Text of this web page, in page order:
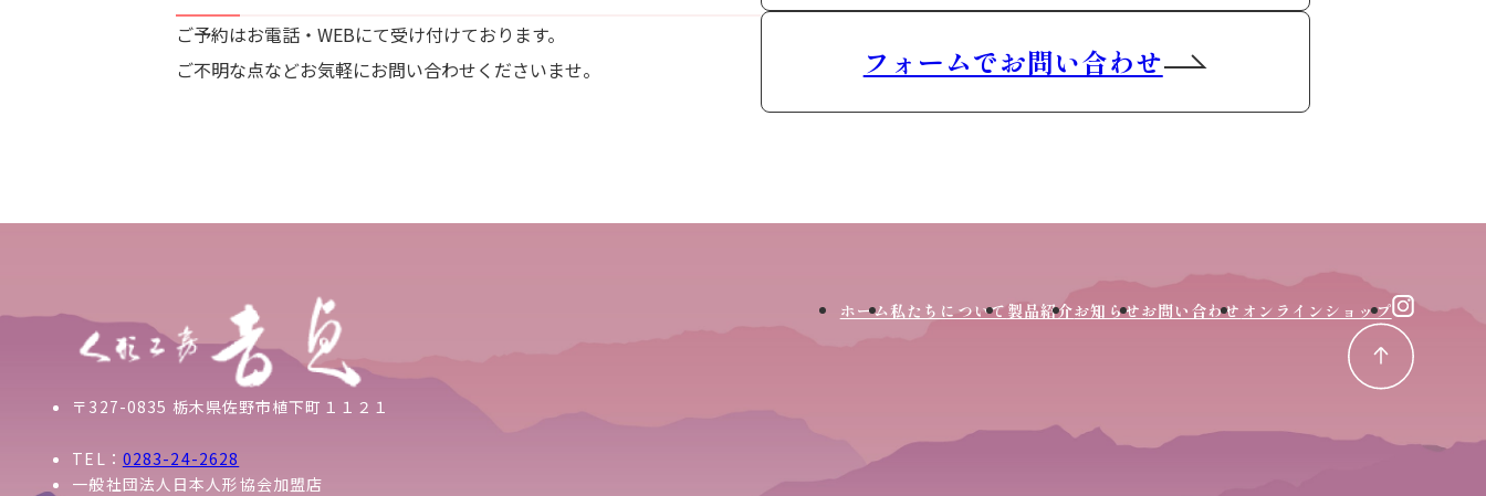
ご予約はお電話・WEBにて受け付けております。
ご不明な点などお気軽にお問い合わせくださいませ。
フォームでお問い合わせ
〒327-0835 栃木県佐野市植下町１１２１
TEL： 0283-24-2628
一般社団法人日本人形協会加盟店
ホーム私たちについて 製品紹介お知らせお問い合わせ オンラインショップ